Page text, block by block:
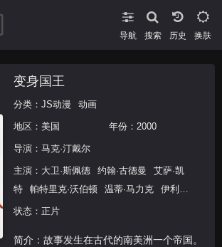
导航 搜索 换肤
变身国王
分类： JS动漫 动画
地区： 美国 年份： 2000
导演： 马克·汀戴尔
主演： 大卫·斯佩德 约翰·古德曼
艾萨·凯
特
帕特里克·沃伯顿 温蒂·马力克
伊利·
罗素·林兹
弗·达林
PattiDeutsch 约翰·菲德勒
米丽
状态：正片
简介：故事发生在古代的南美洲一个帝国。